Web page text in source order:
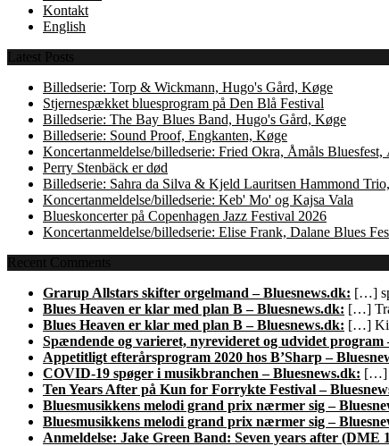
Kontakt
English
Latest Posts
Billedserie: Torp & Wickmann, Hugo's Gård, Køge
Stjernespækket bluesprogram på Den Blå Festival
Billedserie: The Bay Blues Band, Hugo's Gård, Køge
Billedserie: Sound Proof, Engkanten, Køge
Koncertanmeldelse/billedserie: Fried Okra, Åmåls Bluesfest,
Perry Stenbäck er død
Billedserie: Sahra da Silva & Kjeld Lauritsen Hammond
Koncertanmeldelse/billedserie: Keb' Mo' og Kajsa Vala
Blueskoncerter på Copenhagen Jazz Festival 2026
Koncertanmeldelse/billedserie: Elise Frank, Dalane Blues
Recent Comments
Grarup Allstars skifter orgelmand – Bluesnews.dk: […]
Blues Heaven er klar med plan B – Bluesnews.dk: […]
Blues Heaven er klar med plan B – Bluesnews.dk: […]
Spændende og varieret, nyrevideret og udvidet program
Appetitligt efterårsprogram 2020 hos B’Sharp –
COVID-19 spøger i musikbranchen – Bluesnews.dk: […]
Ten Years After på Kun for Forrykte Festival –
Bluesmusikkens melodi grand prix nærmer sig –
Bluesmusikkens melodi grand prix nærmer sig –
Anmeldelse: Jake Green Band: Seven years after (DME